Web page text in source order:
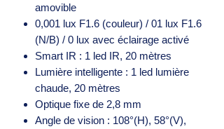
amovible
0,001 lux F1.6 (couleur) / 01 lux F1.6
(N/B) / 0 lux avec éclairage activé
Smart IR : 1 led IR, 20 mètres
Lumière intelligente : 1 led lumière
chaude, 20 mètres
Optique fixe de 2,8 mm
Angle de vision : 108°(H), 58°(V),